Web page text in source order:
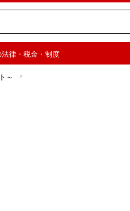
法律・税金・制度
～